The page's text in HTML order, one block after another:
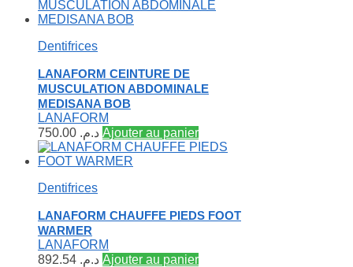
Dentifrices
LANAFORM CEINTURE DE
MUSCULATION ABDOMINALE
MEDISANA BOB
LANAFORM
د.م. Ajouter au panier
Dentifrices
LANAFORM CHAUFFE PIEDS FOOT
WARMER
LANAFORM
د.م. Ajouter au panier